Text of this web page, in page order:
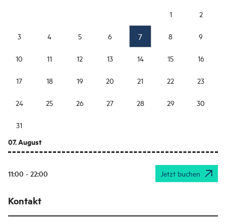
1 2
3 4 5 6 7 8 9
10 11 12 13 14 15 16
17 18 19 20 21 22 23
24 25 26 27 28 29 30
31
07. August
11:00 - 22:00 Jetzt buchen
Kontakt